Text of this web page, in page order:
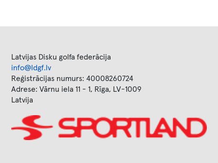
Latvijas Disku golfa federācija
info@ldgf.lv
Reģistrācijas numurs: 40008260724
Adrese: Vārnu iela 11 - 1, Rīga, LV-1009
Latvija
Image